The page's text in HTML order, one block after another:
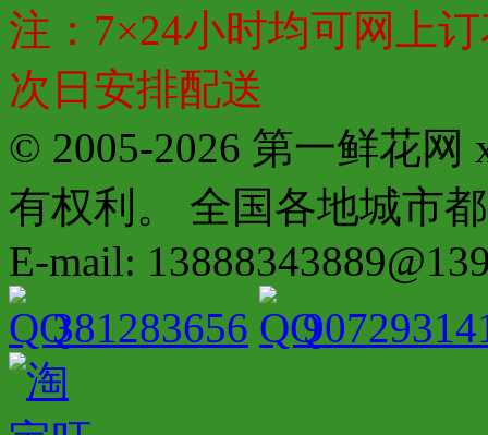
注：7×24小时均可网上
次日安排配送
© 2005-2026 第一鲜花网
有权利。 全国各地城市
E-mail:
381283656